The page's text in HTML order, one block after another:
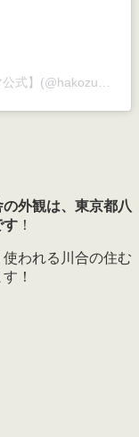
外観は、東京都八
す ！
われる川合の住む
！